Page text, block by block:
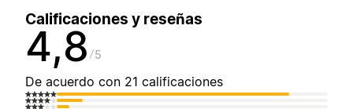
Calificaciones y reseñas
4,8 5
De acuerdo con 21 calificaciones